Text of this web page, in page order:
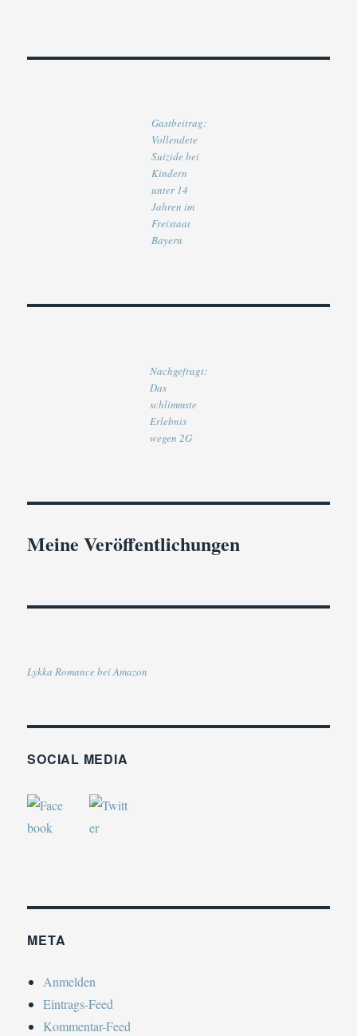
Gastbeitrag:
Vollendete
Suizide bei
Kindern
unter 14
Jahren im
Freistaat
Bayern
Nachgefragt:
Das
schlimmste
Erlebnis
wegen 2G
Meine Veröffentlichungen
Lykka Romance bei Amazon
SOCIAL MEDIA
META
Anmelden
Eintrags-Feed
Kommentar-Feed